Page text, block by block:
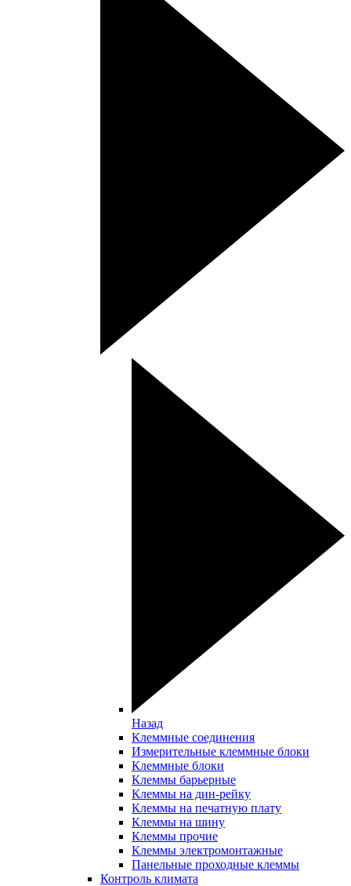
Назад
Клеммные соединения
Измерительные клеммные блоки
Клеммные блоки
Клеммы барьерные
Клеммы на дин-рейку
Клеммы на печатную плату
Клеммы на шину
Клеммы прочие
Клеммы электромонтажные
Панельные проходные клеммы
Контроль климата